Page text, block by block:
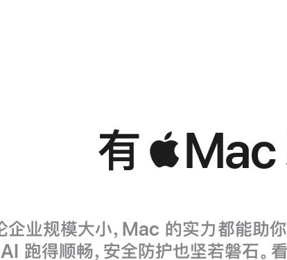
Mac就自
企业规模大小，Mac 的实力都能助
AI 跑得顺畅，安全防护也坚若磐石。